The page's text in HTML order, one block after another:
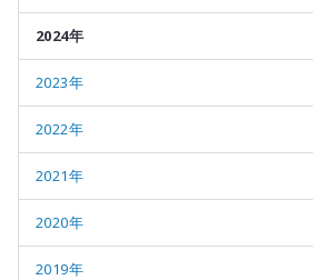
2024年
2023年
2022年
2021年
2020年
2019年